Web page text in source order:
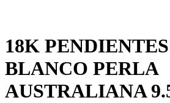
18K
BLANCO PERLA
AUSTRALIANA